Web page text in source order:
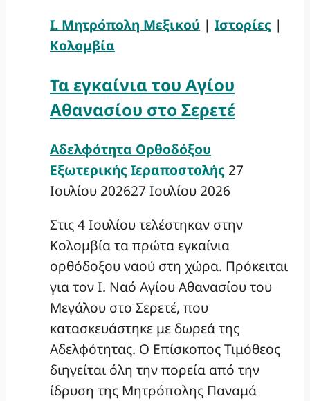
Ι. Μητρόπολη Μεξικού | Ιστορίες |
Κολομβία
Τα εγκαίνια του Αγίου
Αθανασίου στο Σερετέ
Αδελφότητα Ορθοδόξου
Εξωτερικής Ιεραποστολής 27
Ιουλίου 202627 Ιουλίου 2026
Στις 4 Ιουλίου τελέστηκαν στην
Κολομβία τα πρώτα εγκαίνια
ορθόδοξου ναού στη χώρα. Πρόκειται
για τον Ι. Ναό Αγίου Αθανασίου του
Μεγάλου στο Σερετέ, που
κατασκευάστηκε με δωρεά της
Αδελφότητας. Ο Επίσκοπος Τιμόθεος
διηγείται όλη την πορεία από την
ίδρυση της Μητρόπολης Παναμά